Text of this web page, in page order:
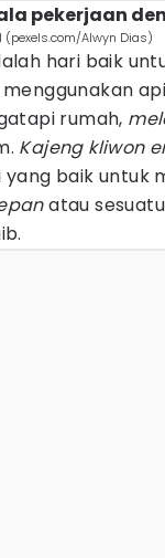
pekerjaan
Alwyn Dias)
hari baik
rumah,
Kajeng kliwon
baik untuk
atau